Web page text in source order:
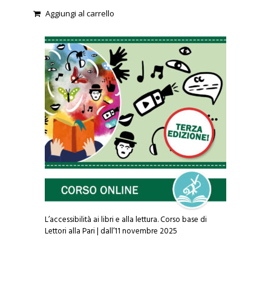
0
o
Aggiungi al carrello
L’accessibilità ai libri e alla lettura. Corso base di
Lettori alla Pari | dall’11 novembre 2025